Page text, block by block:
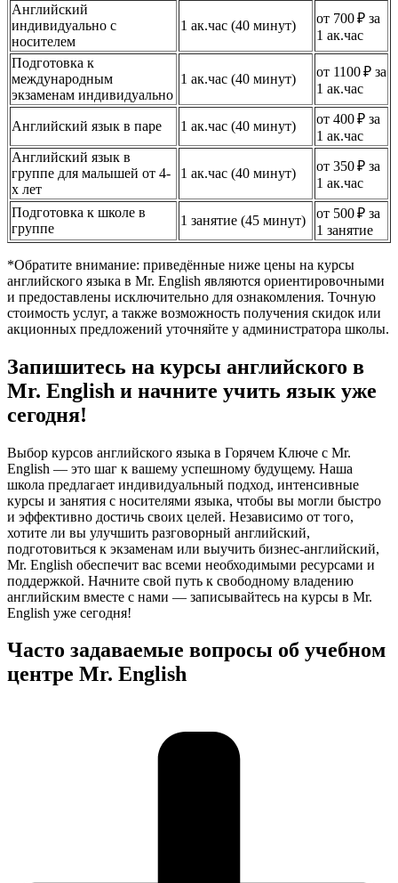
Английский
индивидуально с
носителем
1 ак.час (40 минут)
от 700 ₽ за
1 ак.час
Подготовка к
международным
экзаменам индивидуально
1 ак.час (40 минут)
от 1100 ₽ за
1 ак.час
Английский язык в паре 1 ак.час (40 минут)
от 400 ₽ за
1 ак.час
Английский язык в
группе для малышей от 4-
х лет
1 ак.час (40 минут)
от 350 ₽ за
1 ак.час
Подготовка к школе в
группе
1 занятие (45 минут)
от 500 ₽ за
1 занятие
*Обратите внимание: приведённые ниже цены на курсы
английского языка в Mr. English являются ориентировочными
и предоставлены исключительно для ознакомления. Точную
стоимость услуг, а также возможность получения скидок или
акционных предложений уточняйте у администратора школы.
Запишитесь на курсы английского в
Mr. English и начните учить язык уже
сегодня!
Выбор курсов английского языка в Горячем Ключе с Mr.
English — это шаг к вашему успешному будущему. Наша
школа предлагает индивидуальный подход, интенсивные
курсы и занятия с носителями языка, чтобы вы могли быстро
и эффективно достичь своих целей. Независимо от того,
хотите ли вы улучшить разговорный английский,
подготовиться к экзаменам или выучить бизнес-английский,
Mr. English обеспечит вас всеми необходимыми ресурсами и
поддержкой. Начните свой путь к свободному владению
английским вместе с нами — записывайтесь на курсы в Mr.
English уже сегодня!
Часто задаваемые вопросы об учебном
центре Mr. English